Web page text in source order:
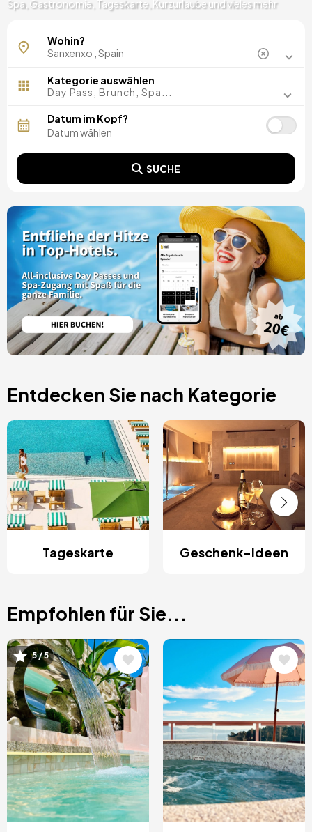
Spa, Gastronomie, Tageskarte, Kurzurlaube und vieles mehr
Wohin?
Kategorie auswählen
Day Pass, Brunch, Spa...
Datum im Kopf?
SUCHE
Entdecken Sie nach Kategorie
Tageskarte Geschenk-Ideen
Empfohlen für Sie...
Bild5 / 5